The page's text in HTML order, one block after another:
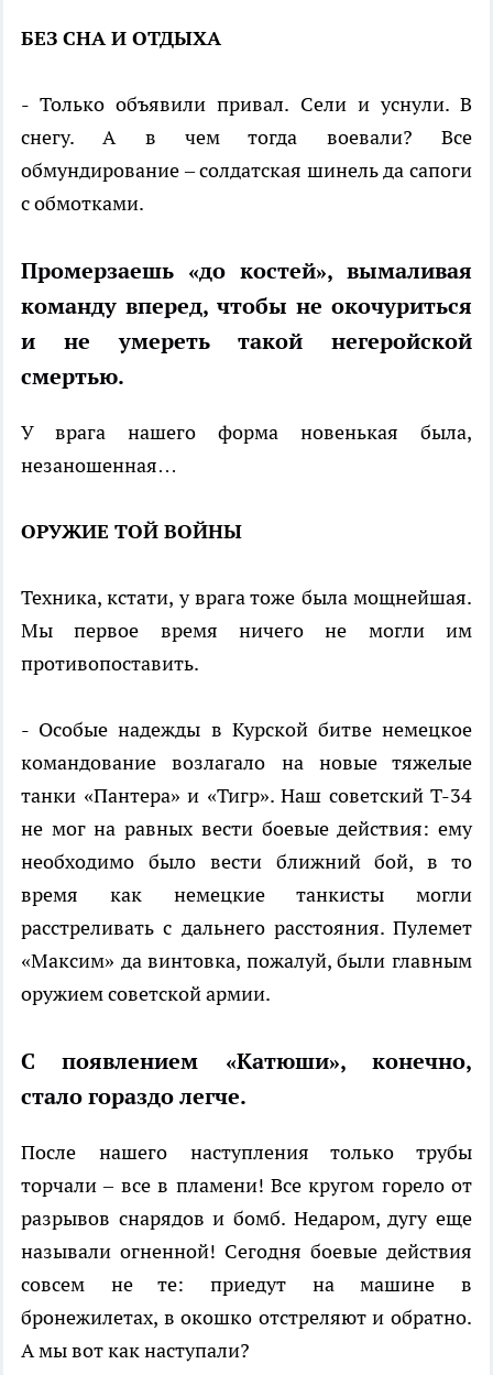
БЕЗ СНА И ОТДЫХА
- Только объявили привал. Сели и уснули. В
снегу. А в чем тогда воевали? Все
обмундирование – солдатская шинель да сапоги
с обмотками.
Промерзаешь «до костей», вымаливая
команду вперед, чтобы не окочуриться
и не умереть такой негеройской
смертью.
У врага нашего форма новенькая была,
незаношенная…
ОРУЖИЕ ТОЙ ВОЙНЫ
Техника, кстати, у врага тоже была мощнейшая.
Мы первое время ничего не могли им
противопоставить.
- Особые надежды в Курской битве немецкое
командование возлагало на новые тяжелые
танки «Пантера» и «Тигр». Наш советский Т-34
не мог на равных вести боевые действия: ему
необходимо было вести ближний бой, в то
время как немецкие танкисты могли
расстреливать с дальнего расстояния. Пулемет
«Максим» да винтовка, пожалуй, были главным
оружием советской армии.
С появлением «Катюши», конечно,
стало гораздо легче.
После нашего наступления только трубы
торчали – все в пламени! Все кругом горело от
разрывов снарядов и бомб. Недаром, дугу еще
называли огненной! Сегодня боевые действия
совсем не те: приедут на машине в
бронежилетах, в окошко отстреляют и обратно.
А мы вот как наступали?